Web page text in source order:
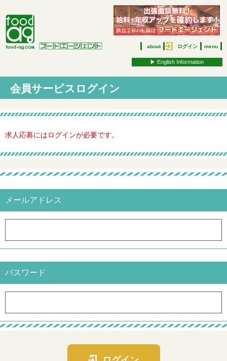
about ログイン menu
▶︎ English Information
会員サービスログイン
求人応募にはログインが必要です。
メールアドレス
パスワード